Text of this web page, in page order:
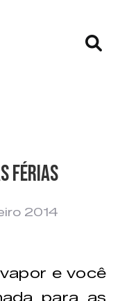
férias
2014
e você
para as